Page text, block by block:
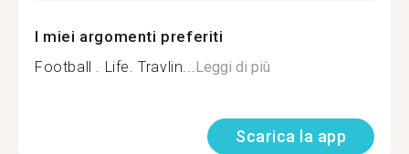
I miei argomenti preferiti
Football . Life. Travlin...Leggi di più
Scarica la app